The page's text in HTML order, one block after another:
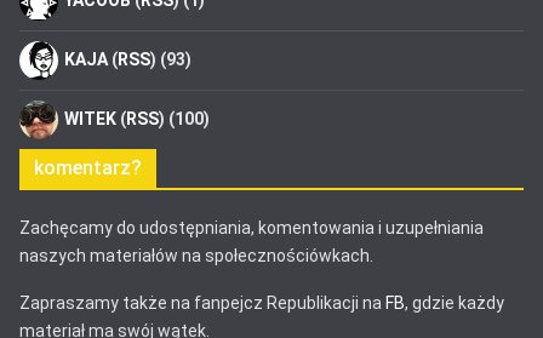
KAJA (RSS) (93)
WITEK (RSS) (100)
komentarz?
Zachęcamy do udostępniania, komentowania i uzupełniania
naszych materiałów na społecznościówkach.
Zapraszamy także na fanpejcz Republikacji na FB, gdzie każdy
materiał ma swój wątek.